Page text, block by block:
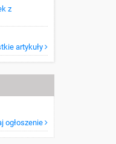
z
artykuły
ogłoszenie